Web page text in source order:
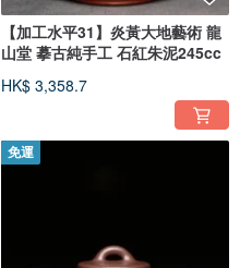
【加工水平31】炎黃大地藝術 龍
山堂 摹古純手工 石紅朱泥245cc
HK$ 3,358.7
免運